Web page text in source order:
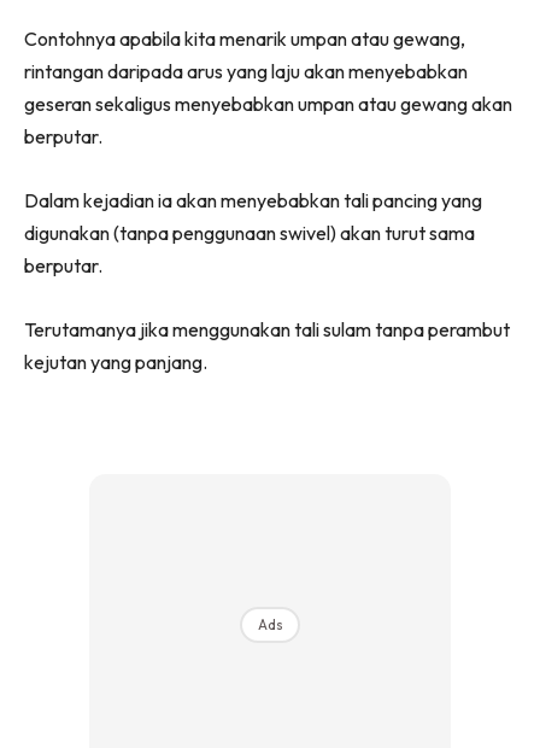
Contohnya apabila kita menarik umpan atau gewang,
rintangan daripada arus yang laju akan menyebabkan
geseran sekaligus menyebabkan umpan atau gewang akan
berputar.
Dalam kejadian ia akan menyebabkan tali pancing yang
digunakan (tanpa penggunaan swivel) akan turut sama
berputar.
Terutamanya jika menggunakan tali sulam tanpa perambut
kejutan yang panjang.
Ads